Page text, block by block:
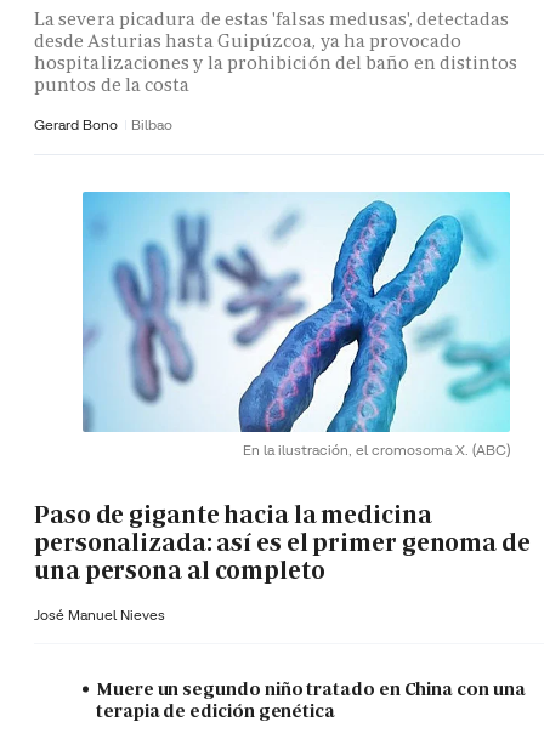
La severa picadura de estas 'falsas medusas', detectadas
desde Asturias hasta Guipúzcoa, ya ha provocado
hospitalizaciones y la prohibición del baño en distintos
puntos de la costa
Gerard Bono Bilbao
En la ilustración, el cromosoma X. (ABC)
Paso de gigante hacia la medicina
personalizada: así es el primer genoma de
una persona al completo
José Manuel Nieves
Muere un segundo niño tratado en China con una
terapia de edición genética